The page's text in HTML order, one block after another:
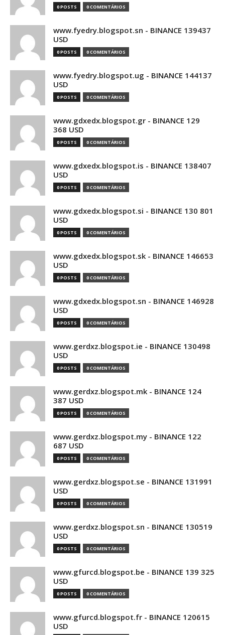
0 POSTS 0 COMENTÁRIOS
www.fyedry.blogspot.sn - BINANCE 139437
USD
0 POSTS 0 COMENTÁRIOS
www.fyedry.blogspot.ug - BINANCE 144137
USD
0 POSTS 0 COMENTÁRIOS
www.gdxedx.blogspot.gr - BINANCE 129
368 USD
0 POSTS 0 COMENTÁRIOS
www.gdxedx.blogspot.is - BINANCE 138407
USD
0 POSTS 0 COMENTÁRIOS
www.gdxedx.blogspot.si - BINANCE 130 801
USD
0 POSTS 0 COMENTÁRIOS
www.gdxedx.blogspot.sk - BINANCE 146653
USD
0 POSTS 0 COMENTÁRIOS
www.gdxedx.blogspot.sn - BINANCE 146928
USD
0 POSTS 0 COMENTÁRIOS
www.gerdxz.blogspot.ie - BINANCE 130498
USD
0 POSTS 0 COMENTÁRIOS
www.gerdxz.blogspot.mk - BINANCE 124
387 USD
0 POSTS 0 COMENTÁRIOS
www.gerdxz.blogspot.my - BINANCE 122
687 USD
0 POSTS 0 COMENTÁRIOS
www.gerdxz.blogspot.se - BINANCE 131991
USD
0 POSTS 0 COMENTÁRIOS
www.gerdxz.blogspot.sn - BINANCE 130519
USD
0 POSTS 0 COMENTÁRIOS
www.gfurcd.blogspot.be - BINANCE 139 325
USD
0 POSTS 0 COMENTÁRIOS
www.gfurcd.blogspot.fr - BINANCE 120615
USD